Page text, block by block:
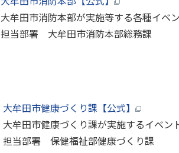
大牟田市消防本部が実施等する各種イベ
担当部署 大牟田市消防本部総務課
大牟田市健康づくり課【公式】
大牟田市健康づくり課が実施するイベ
担当部署 保健福祉部健康づくり課